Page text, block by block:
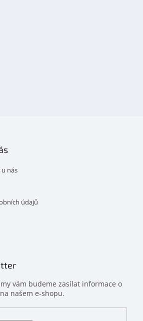
nás
údajů
vám budeme zasílat informace o
našem e-shopu.